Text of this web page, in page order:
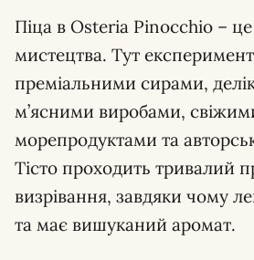
Піца в Osteria Pinocchio – це
мистецтва. Тут
преміальними сирами,
м’ясними виробами,
морепродуктами та
Тісто проходить тривалий
визрівання, завдяки чому
та має вишуканий аромат.